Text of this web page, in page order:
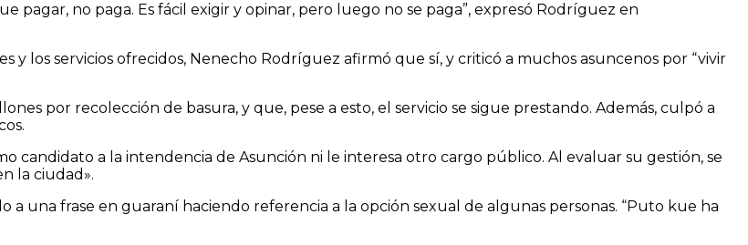
no paga. Es fácil exigir y opinar, pero luego no se paga”, expresó Rodríguez en
y los servicios ofrecidos, Nenecho Rodríguez afirmó que sí, y criticó a muchos asuncenos por “vivir
por recolección de basura, y que, pese a esto, el servicio se sigue prestando. Además, culpó a
a la intendencia de Asunción ni le interesa otro cargo público. Al evaluar su gestión, se
la ciudad».
una frase en guaraní haciendo referencia a la opción sexual de algunas personas. “Puto kue ha